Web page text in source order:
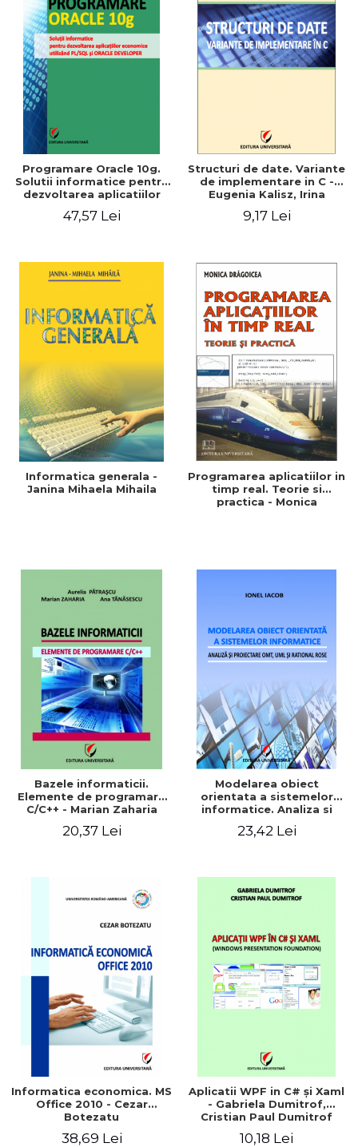
Programare Oracle 10g.
Solutii informatice pentru
dezvoltarea aplicatiilor
PL/SQL si ORACLE
47,57 Lei
Structuri de date. Variante
de implementare in C -
Eugenia Kalisz, Irina
9,17 Lei
Informatica generala -
Janina Mihaela Mihaila
Programarea aplicatiilor in
timp real. Teorie si
practica - Monica
Bazele informaticii.
Elemente de programare
C/C++ - Marian Zaharia
20,37 Lei
Modelarea obiect
orientata a sistemelor
informatice. Analiza si
Rational Rose - Ionel Iacob
23,42 Lei
Informatica economica. MS
Office 2010 - Cezar
Botezatu
38,69 Lei
Aplicatii WPF in C# şi Xaml
- Gabriela Dumitrof,
Cristian Paul Dumitrof
10,18 Lei